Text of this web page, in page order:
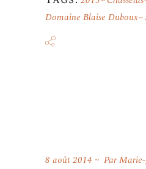
Domaine Blaise Duboux
8 août 2014 Par